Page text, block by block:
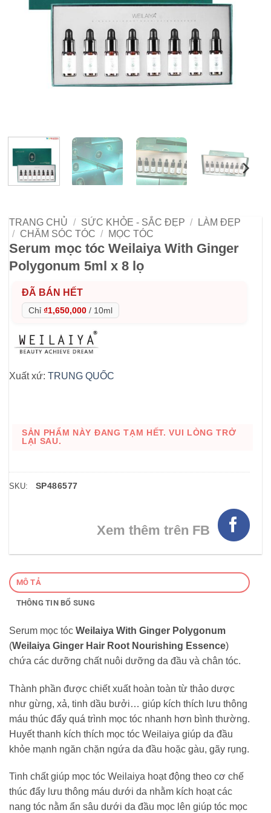
TRANG CHỦ / SỨC KHỎE - SẮC ĐẸP /
LÀM ĐẸP
/
CHĂM SÓC TÓC / MỌC TÓC
Serum mọc tóc Weilaiya With Ginger
Polygonum 5ml x 8 lọ
ĐÃ BÁN HẾT
Chỉ ₫1,650,000 / 10ml
Xuất xứ: TRUNG QUỐC
SẢN PHẨM NÀY ĐANG TẠM HẾT. VUI LÒNG TRỞ
LẠI SAU.
SKU: SP486577
Xem thêm trên FB
MÔ TẢ
THÔNG TIN BỔ SUNG
Serum mọc tóc Weilaiya With Ginger Polygonum
(Weilaiya Ginger Hair Root Nourishing Essence)
chứa các dưỡng chất nuôi dưỡng da đầu và chân tóc.
Thành phần được chiết xuất hoàn toàn từ thảo dược
như gừng, xả, tinh dầu bưởi… giúp kích thích lưu thông
máu thúc đẩy quá trình mọc tóc nhanh hơn bình thường.
Huyết thanh kích thích mọc tóc Weilaiya giúp da đầu
khỏe mạnh ngăn chặn ngứa da đầu hoặc gàu, gãy rụng.
Tinh chất giúp mọc tóc Weilaiya hoạt động theo cơ chế
thúc đẩy lưu thông máu dưới da nhằm kích hoạt các
nang tóc nằm ẩn sâu dưới da đầu mọc lên giúp tóc mọc